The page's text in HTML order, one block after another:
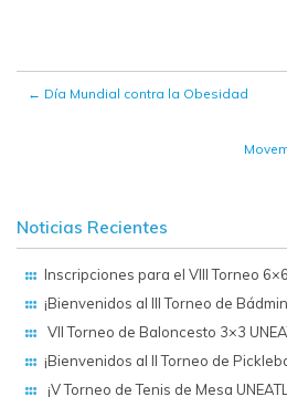
← Día Mundial contra la Obesidad
Noticias Recientes
Inscripciones para el VIII Torneo
¡Bienvenidos al III Torneo de
VII Torneo de Baloncesto 3×3
¡Bienvenidos al II Torneo de
¡V Torneo de Tenis de Mesa